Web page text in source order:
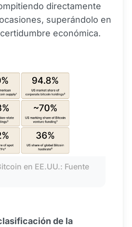
directamente
superándolo en
económica.
de la